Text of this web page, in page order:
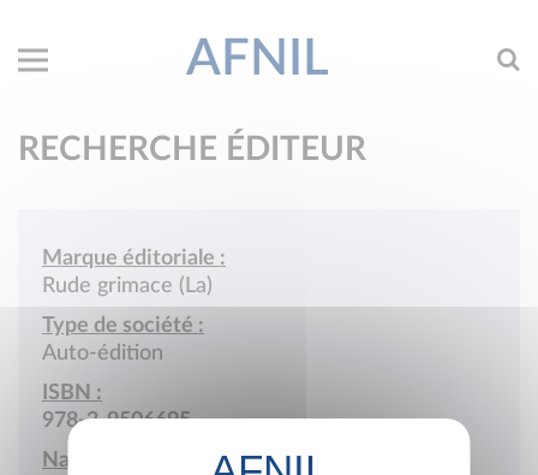
AFNIL
RECHERCHE ÉDITEUR
Marque éditoriale :
Rude grimace (La)
Type de société :
Auto-édition
ISBN :
978-2-9506695
Nationalité :